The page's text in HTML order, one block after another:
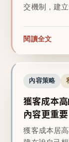
交機制，建
閱讀全文
內容策略
獲客成本
內容更重要
獲客成本居